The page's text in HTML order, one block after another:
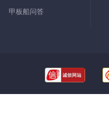
甲板船问答